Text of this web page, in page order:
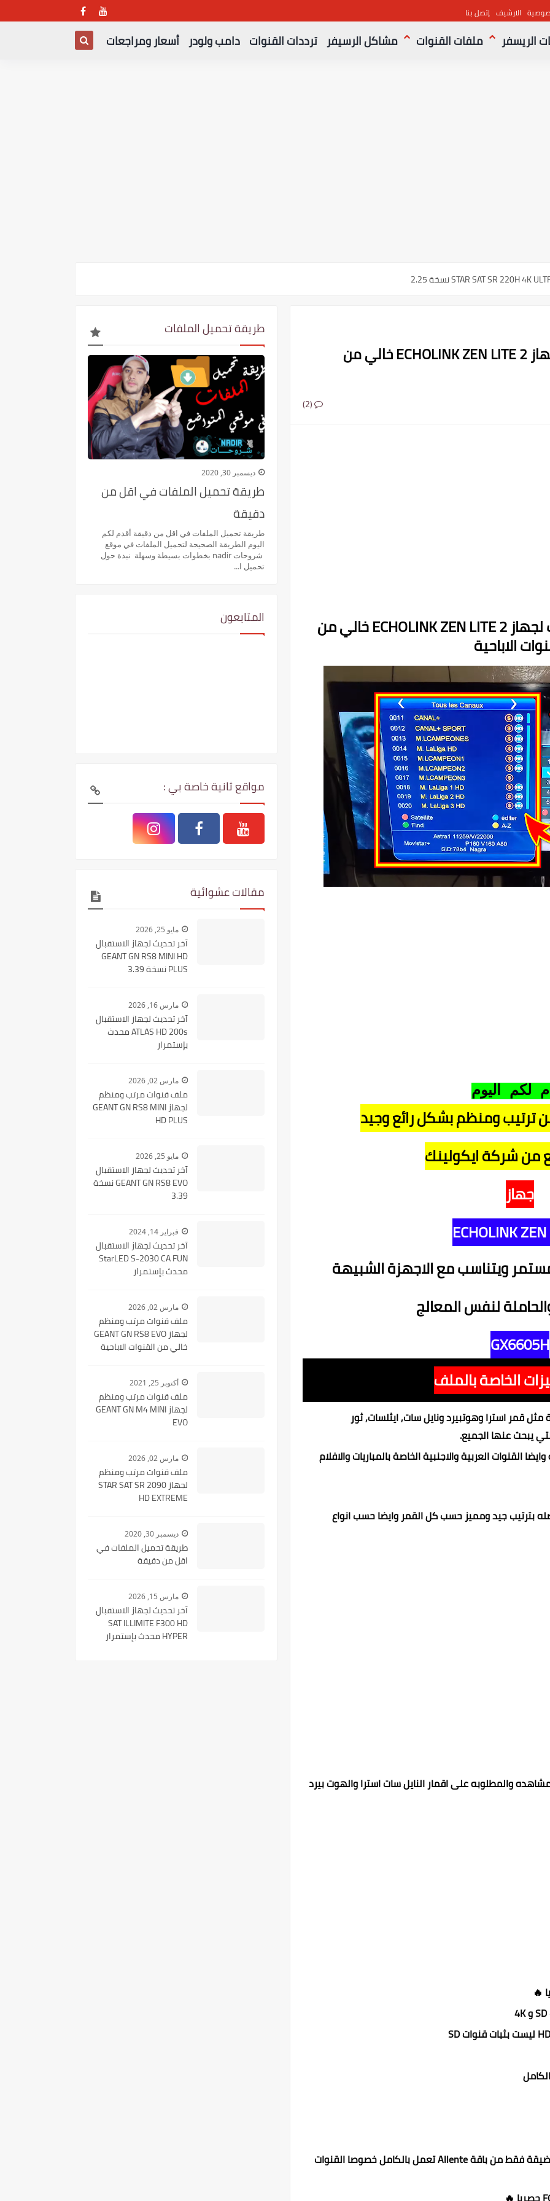
الارشيف إتصل بنا
الريسفر ملفات القنوات مشاكل الرسيفر ترددات القنوات دامب ولودر أسعار ومراجعات
..القنوات الناقلة والمعلقين ملف قنوات مرتب احسن ترتيب لجهاز ECHOLINK ZEN LITE 2 خالي من
(2)
ملف قنوات مرتب احسن ترتيب لجهاز ECHOLINK ZEN LITE 2 خالي من
الاباحية
لكم اليوم
ومنظم بشكل رائع وجيد
من شركة ايكولينك
جهاز
ECHOLINK
ويتناسب مع الاجهزة الشبيهة
لنفس المعالج
GX6605H
الخاصة بالملف
قمر استرا وهوتبيرد ونايل سات, ايثلسات, ثور
يبحث عنها الجميع.
القنوات العربية والاجنبية الخاصة بالمباريات والافلام
بترتيب جيد ومميز حسب كل القمر وايضا حسب انواع
والمطلوبه على اقمار النايل سات استرا والهوت بيرد
قنوات السويد والدنمارك على الحزمة الضيقة فقط من باقة Allente تعمل بالكامل خصوصا القنوات
طريقة تحميل الملفات
ديسمبر 30, 2020
طريقة تحميل الملفات في اقل من
دقيقة
طريقة تحميل الملفات في اقل من دقيقة أقدم لكم
اليوم الطريقة الصحيحة لتحميل الملفات في موقع
شروحات nadir بخطوات بسيطة وسهلة نبدة حول
تحميل ا...
المتابعون
مواقع ثانية خاصة بي :
مقالات عشوائية
مايو 25, 2026
آخر تحديث لجهاز الاستقبال
GEANT GN RS8 MINI HD
PLUS نسخة 3.39
مارس 16, 2026
آخر تحديث لجهاز الاستقبال
ATLAS HD 200s محدث
بإستمرار
مارس 02, 2026
ملف قنوات مرتب ومنظم
لجهاز GEANT GN RS8 MINI
HD PLUS
مايو 25, 2026
آخر تحديث لجهاز الاستقبال
GEANT GN RS8 EVO نسخة
3.39
فبراير 14, 2024
آخر تحديث لجهاز الاستقبال
StarLED S-2030 CA FUN
محدث بإستمرار
مارس 02, 2026
ملف قنوات مرتب ومنظم
لجهاز GEANT GN RS8 EVO
خالي من القنوات الاباحية
أكتوبر 25, 2021
ملف قنوات مرتب ومنظم
لجهاز GEANT GN M4 MINI
EVO
مارس 02, 2026
ملف قنوات مرتب ومنظم
لجهاز STAR SAT SR 2090
HD EXTREME
ديسمبر 30, 2020
طريقة تحميل الملفات في
اقل من دقيقة
مارس 15, 2026
آخر تحديث لجهاز الاستقبال
SAT ILLIMITE F300 HD
HYPER محدث بإستمرار